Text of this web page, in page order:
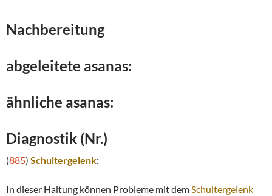
Nachbereitung
abgeleitete asanas:
ähnliche asanas:
Diagnostik (Nr.)
(885) Schultergelenk:
In dieser Haltung können Probleme mit demSchultergelenk